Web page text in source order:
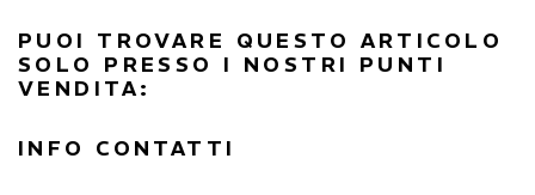
PUOI TROVARE QUESTO ARTICOLO
SOLO PRESSO I NOSTRI PUNTI
VENDITA:
INFO CONTATTI